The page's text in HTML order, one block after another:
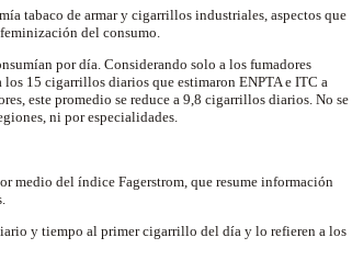
tabaco de armar y cigarrillos industriales, aspectos que
del consumo.
por día. Considerando solo a los fumadores
15 cigarrillos diarios que estimaron ENPTA e ITC a
este promedio se reduce a 9,8 cigarrillos diarios. No se
ni por especialidades.
medio del índice Fagerstrom, que resume información
y tiempo al primer cigarrillo del día y lo refieren a los